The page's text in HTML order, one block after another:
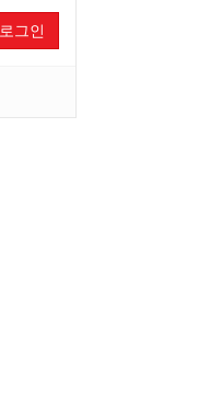
로그인